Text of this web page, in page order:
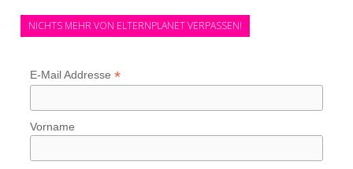
NICHTS MEHR VON ELTERNPLANET VERPASSEN!
E-Mail Addresse *
Vorname